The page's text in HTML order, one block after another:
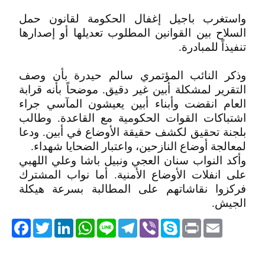
واستغرب باجيل إغفال الحكومة لقانون حمل
السلاح بين القوانين المطلوب تعديلها أو إصدارها
تنفيذاً للمبادرة.
وذكر النائب المؤتمري سالم حيدرة بأن وصف
التقرير لمشكلة أبين غير دقيق. موضحاً بأنه قرابة
العام انقضت وأبناء أبين يعيشون المآسي جراء
اشتباكات القوات الحكومية مع القاعدة. وطالب
بلجنة تحقيق لكشف حقيقة الأوضاع في أبين. ودعا
لمعالجة أوضاع النازحين، واعتبار الضحايا شهداء.
وأكد النواب سنان العجي ونبيل باشا وعلي اللهبي
على انفلات الأوضاع الأمنية. أما نواب المشترك
فركزوا نقاشاتهم على المطالبة بسرعة هيكلة
الجيش.
TwitterLinkedIn
WhatsApp Line
Telegram ViberSkype PrintEmail